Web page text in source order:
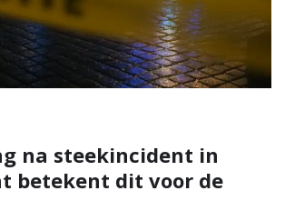
na steekincident in
betekent dit voor de